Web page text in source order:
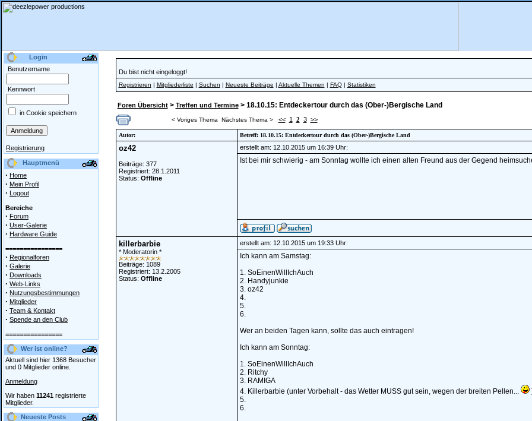
Login
Benutzername
Kennwort
in Cookie speichern
Registrierung
Hauptmenü
· Home
· Mein Profil
· Logout
Bereiche
· Forum
· User-Galerie
· Hardware Guide
================
· Regionalforen
· Galerie
· Downloads
· Web-Links
· Nutzungsbestimmungen
· Mitglieder
· Team & Kontakt
· Spende an den Club
================
Wer ist online?
Aktuell sind hier 1368 Besucher
und 0 Mitglieder online.
Anmeldung
Wir haben 11241 registrierte
Mitglieder.
Neueste Posts
Du bist nicht eingeloggt!
Registrieren | Mitgliederliste | Suchen | Neueste Beiträge | Aktuelle Themen | FAQ| Statistiken
Foren Übersicht> Treffen und Termine> 18.10.15: Entdeckertour durch das (Ober-)Bergische Land
< Voriges Thema Nächstes Thema > << 1 2 3 >>
Autor: Betreff: 18.10.15: Entdeckertour durch das (Ober-)Bergische Land
oz42
Beiträge: 377
Registriert: 28.1.2011
Status: Offline
erstellt am: 12.10.2015 um 16:39 Uhr:
Ist bei mir schwierig - am Sonntag wollte ich einen alten Freund aus der Gegend
killerbarbie
* Moderatorin *
Beiträge: 1089
Registriert: 13.2.2005
Status: Offline
erstellt am: 12.10.2015 um 19:33 Uhr:
Ich kann am Samstag:
1. SoEinenWillIchAuch
2. Handyjunkie
3. oz42
4.
5.
6.
Wer an beiden Tagen kann, sollte das auch eintragen!
Ich kann am Sonntag:
1. SoEinenWillIchAuch
2. Ritchy
3. RAMIGA
4. Killerbarbie (unter Vorbehalt - das Wetter MUSS gut sein, wegen der breiten Pellen...
5.
6.